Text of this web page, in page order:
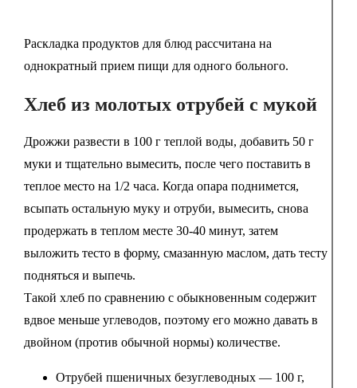
Раскладка продуктов для блюд рассчитана на
однократный прием пищи для одного больного.
Хлеб из молотых отрубей с мукой
Дрожжи развести в 100 г теплой воды, добавить 50 г
муки и тщательно вымесить, после чего поставить в
теплое место на 1/2 часа. Когда опара поднимется,
всыпать остальную муку и отруби, вымесить, снова
продержать в теплом месте 30-40 минут, затем
выложить тесто в форму, смазанную маслом, дать тесту
подняться и выпечь.
Такой хлеб по сравнению с обыкновенным содержит
вдвое меньше углеводов, поэтому его можно давать в
двойном (против обычной нормы) количестве.
Отрубей пшеничных безуглеводных — 100 г,